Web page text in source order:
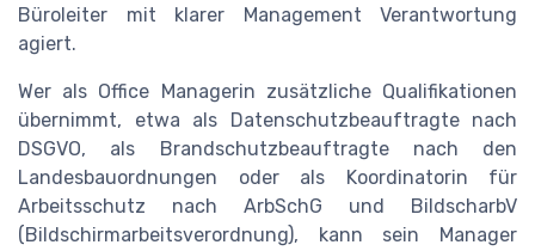
Büroleiter mit klarer Management Verantwortung
agiert.
Wer als Office Managerin zusätzliche Qualifikationen
übernimmt, etwa als Datenschutzbeauftragte nach
DSGVO, als Brandschutzbeauftragte nach den
Landesbauordnungen oder als Koordinatorin für
Arbeitsschutz nach ArbSchG und BildscharbV
(Bildschirmarbeitsverordnung), kann sein Manager